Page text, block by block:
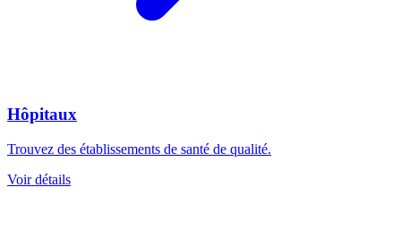
Hôpitaux
Trouvez des établissements de santé de qualité.
Voir détails